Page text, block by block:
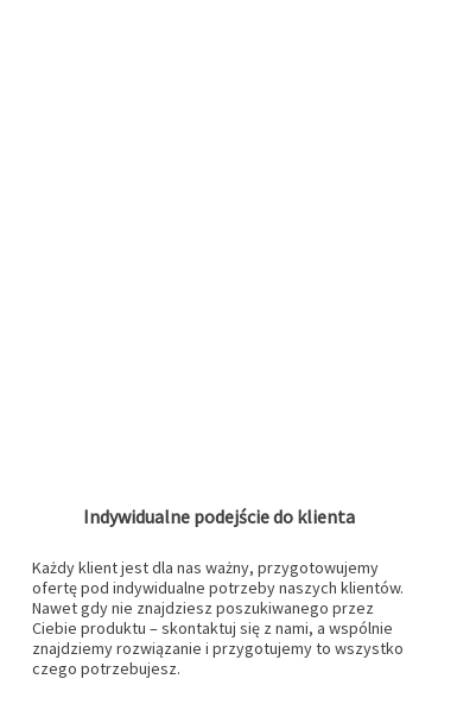
Indywidualne podejście do klienta
Każdy klient jest dla nas ważny, przygotowujemy
ofertę pod indywidualne potrzeby naszych klientów.
Nawet gdy nie znajdziesz poszukiwanego przez
Ciebie produktu – skontaktuj się z nami, a wspólnie
znajdziemy rozwiązanie i przygotujemy to wszystko
czego potrzebujesz.